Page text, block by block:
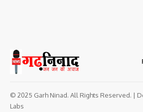
© 2025 Garh Ninad. All Rights Reserved. |
Labs